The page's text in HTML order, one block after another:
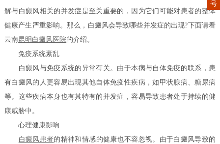
解与白癜风相关的并发症是至关重要的，因为它们可能对患者的整体
健康产生严重影响。那么，白癜风会导致哪些并发症的出现?下面请看
云南昆明白癜风医院的介绍。
免疫系统紊乱
白癜风与免疫系统的异常有关。由于本病与自体免疫的联系，患
有白癜风的人更容易出现其他自体免疫性疾病，如甲状腺病、糖尿病
等。这些疾病本身也有其特有的并发症，容易导致患者处于持续的健
康威胁中。
心理健康影响
白癜风患者的精神和情感的健康也不容忽视。由于白癜风导致的
号